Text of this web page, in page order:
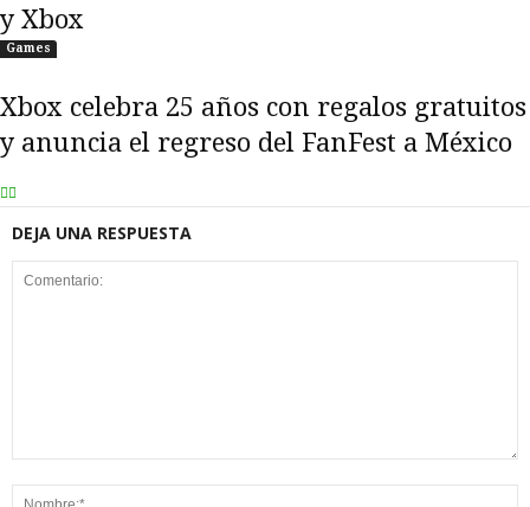
y Xbox
Games
Xbox celebra 25 años con regalos gratuitos
y anuncia el regreso del FanFest a México
DEJA UNA RESPUESTA